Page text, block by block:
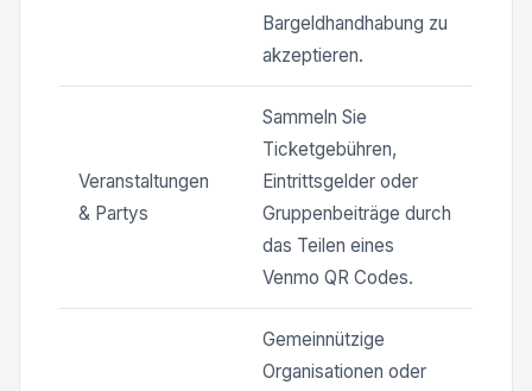
Bargeldhandhabung zu
akzeptieren.
Veranstaltungen
& Partys
Sammeln Sie
Ticketgebühren,
Eintrittsgelder oder
Gruppenbeiträge durch
das Teilen eines
Venmo QR Codes.
Gemeinnützige
Organisationen oder